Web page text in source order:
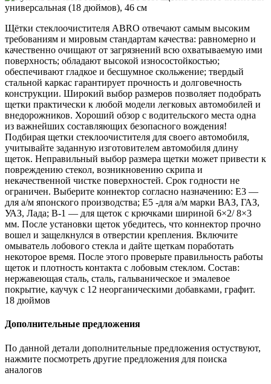
Щётки стеклоочистителя ABRO отвечают самым высоким
требованиям и мировым стандартам качества: равномерно и
качественно очищают от загрязнений всю охватываемую ими
поверхность; обладают высокой износостойкостью;
обеспечивают гладкое и бесшумное скольжение; твердый
стальной каркас гарантирует прочность и долговечность
конструкции. Широкий выбор размеров позволяет подобрать
щетки практически к любой модели легковых автомобилей и
внедорожников. Хороший обзор с водительского места одна
из важнейших составляющих безопасного вождения!
Подбирая щетки стеклоочистителя для своего автомобиля,
учитывайте заданную изготовителем автомобиля длину
щеток. Неправильный выбор размера щетки может привести к
повреждению стекол, возникновению скрипа и
некачественной чистке поверхностей. Срок годности не
ограничен. Выберите коннектор согласно назначению: Е3 —
для а/м японского производства; Е5 -для а/м марки ВАЗ, ГАЗ,
УАЗ, Лада; В-1 — для щеток с крючками шириной 6×2/ 8×3
мм. После установки щеток убедитесь, что коннектор прочно
вошел и защелкнулся в отверстии крепления. Включите
омыватель лобового стекла и дайте щеткам поработать
некоторое время. После этого проверьте правильность работы
щеток и плотность контакта с лобовым стеклом. Состав:
нержавеющая сталь, сталь, гальваническое и эмалевое
покрытие, каучук с 12 неорганическими добавками, графит.
18 дюймов
Дополнительные предложения
По данной детали дополнительные предложения остуствуют,
нажмите посмотреть другие предложения для поиска
аналогов